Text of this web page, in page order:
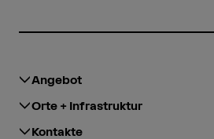
Angebot
Orte + Infrastruktur
Kontakte